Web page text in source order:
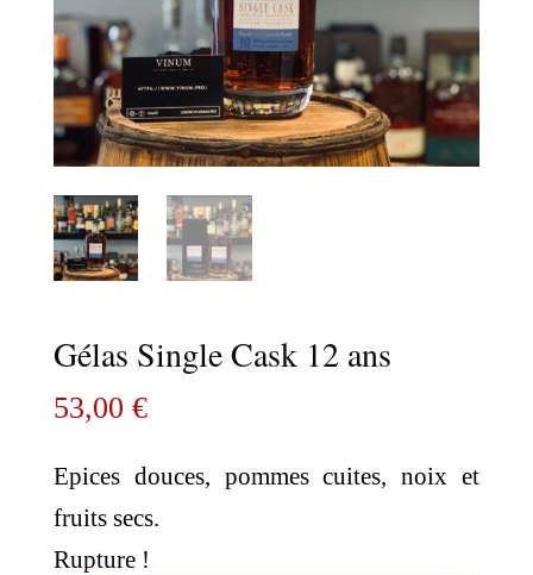
Gélas Single Cask 12 ans
53,00 €
Epices douces, pommes cuites, noix et
fruits secs.
Rupture !